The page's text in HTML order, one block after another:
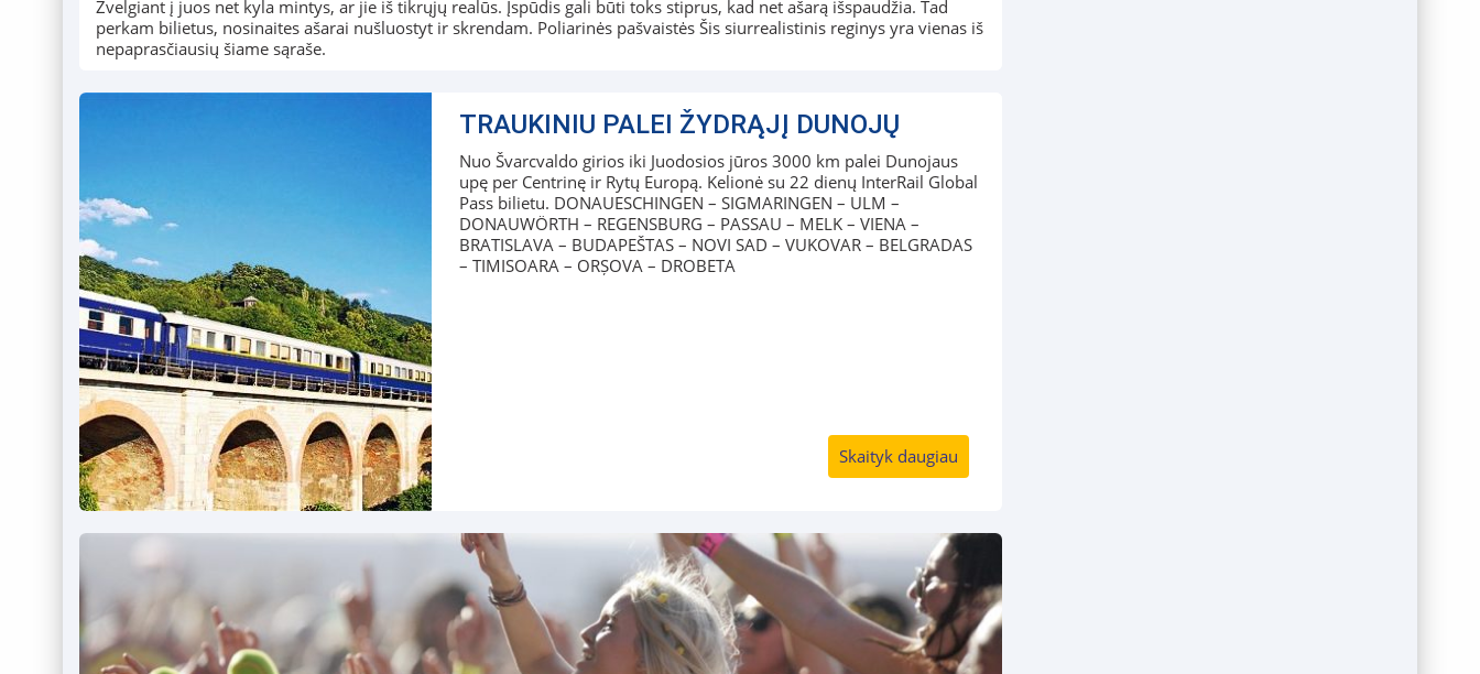
Žvelgiant į juos net kyla mintys, ar jie iš tikrųjų realūs. Įspūdis gali būti toks stiprus, kad net ašarą išspaudžia. Tad
perkam bilietus, nosinaites ašarai nušluostyt ir skrendam. Poliarinės pašvaistės Šis siurrealistinis reginys yra vienas iš
nepaprasčiausių šiame sąraše.
TRAUKINIU PALEI ŽYDRĄJĮ DUNOJŲ
Nuo Švarcvaldo girios iki Juodosios jūros 3000 km palei Dunojaus
upę per Centrinę ir Rytų Europą. Kelionė su 22 dienų InterRail Global
Pass bilietu. DONAUESCHINGEN – SIGMARINGEN – ULM –
DONAUWÖRTH – REGENSBURG – PASSAU – MELK – VIENA –
BRATISLAVA – BUDAPEŠTAS – NOVI SAD – VUKOVAR – BELGRADAS
– TIMISOARA – ORȘOVA – DROBETA
Skaityk daugiau